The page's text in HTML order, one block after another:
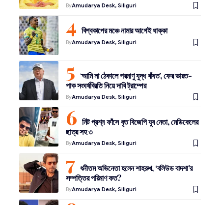
ByAmudarya Desk, Siliguri
বিশ্বকাপের মঞ্চে নামার আগেই ধাক্কা
ByAmudarya Desk, Siliguri
‘আমি না ঠেকালে পরমাণু যুদ্ধ বাঁধত’, ফের ভারত-
পাক সংঘর্ষবিরতি নিয়ে দাবি ট্রাম্পের
ByAmudarya Desk, Siliguri
নিট প্রশ্ন ফাঁসে ধৃত বিজেপি যুব নেতা, মেডিকেলের
ছাত্র সহ ৩
ByAmudarya Desk, Siliguri
ধনীতম অভিনেতা হলেন শাহরুখ, ‘বলিউড বাদশা’র
সম্পত্তির পরিমাণ কত?
ByAmudarya Desk, Siliguri